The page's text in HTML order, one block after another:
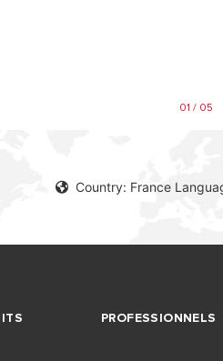
01 / 05
Country: France
PROFESSIONNELS